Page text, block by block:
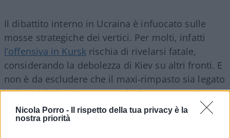
Nicola Porro -
Il rispetto della tua privacy è la
nostra priorità
Il dibattito interno in Ucraina è infuocato sulle
mosse strategiche dei vertici. Per molti, infatti
l’offensiva in Kursk rischia di rivelarsi fatale,
considerando la debolezza di Kiev su altri fronti. E
non è da escludere che il maxi-rimpasto sia legato
a diversità di vedute. In particolare sorprendono
le dimissioni di Kuleba, di cui ieri si vociferava un
siluramento, in prima linea sin dall’inizio del